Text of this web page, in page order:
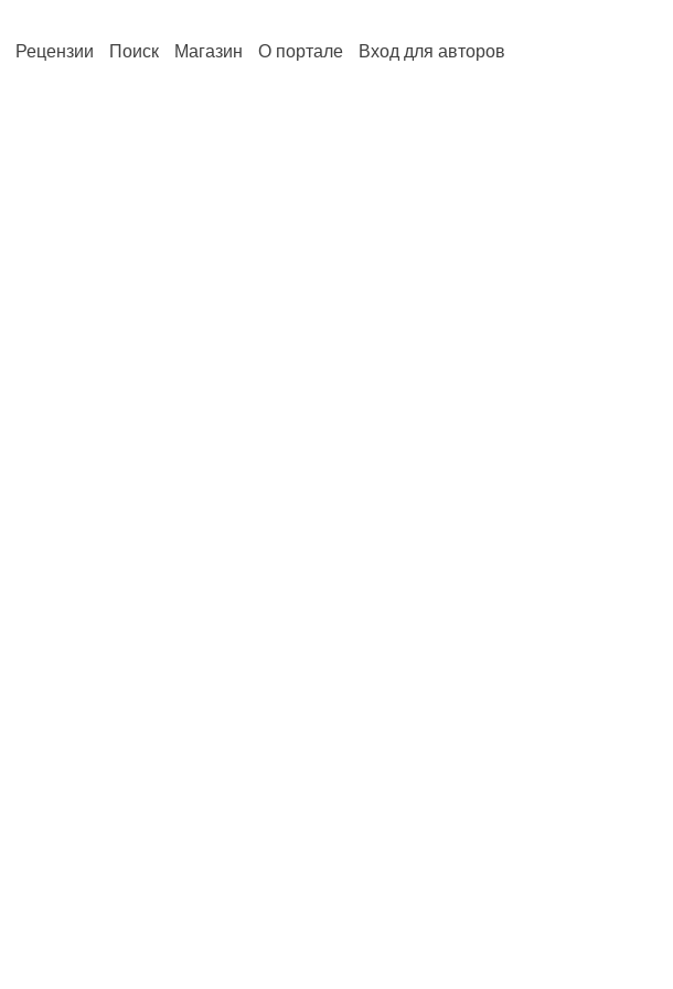
Рецензии Поиск Магазин О портале Вход для авторов